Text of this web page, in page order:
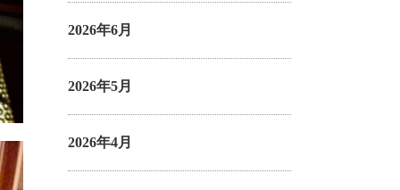
2026年6月
2026年5月
2026年4月